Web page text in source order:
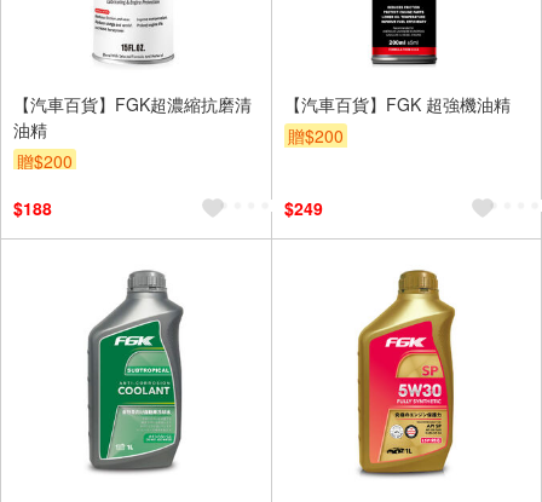
【汽車百貨】FGK超濃縮抗磨清
油精
贈$200
$188
【汽車百貨】FGK 超強機油精
贈$200
$249